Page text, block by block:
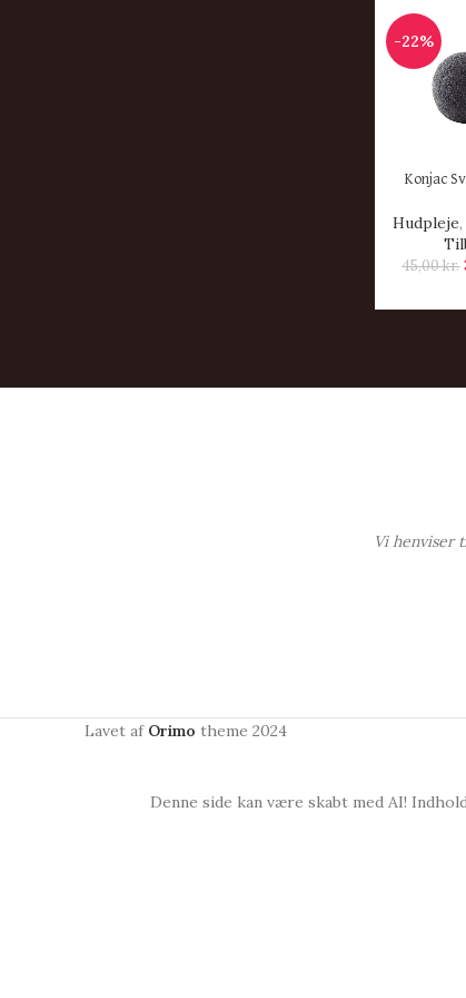
-22%
KØB HER
Konjac
Hudpleje,
45,00kr.
Vi henviser
Lavet af Orimo theme 2024
Denne side kan være skabt med AI!